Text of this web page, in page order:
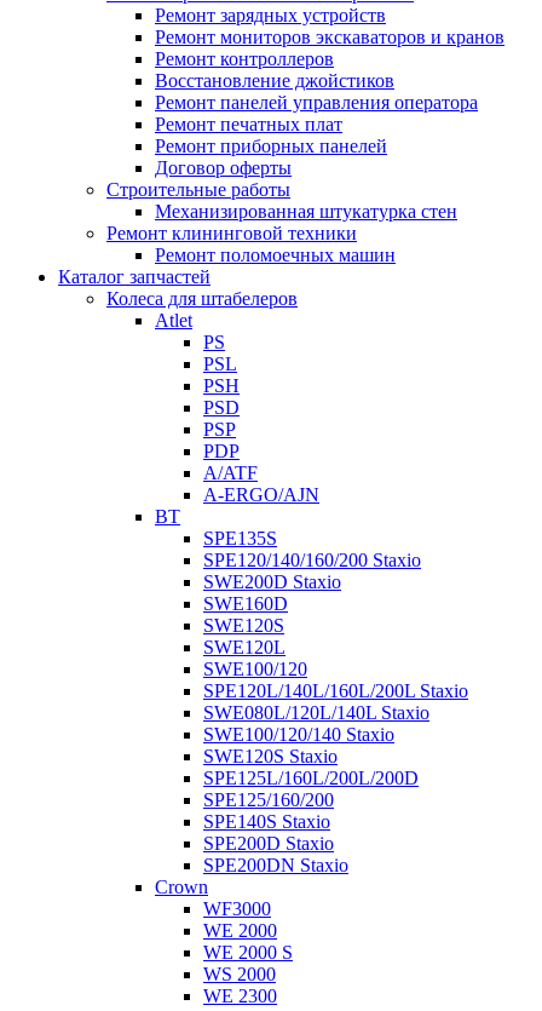
Ремонт зарядных устройств
Ремонт мониторов экскаваторов и кранов
Ремонт контроллеров
Восстановление джойстиков
Ремонт панелей управления оператора
Ремонт печатных плат
Ремонт приборных панелей
Договор оферты
Строительные работы
Механизированная штукатурка стен
Ремонт клининговой техники
Ремонт поломоечных машин
Каталог запчастей
Колеса для штабелеров
Atlet
PS
PSL
PSH
PSD
PSP
PDP
A/ATF
A-ERGO/AJN
BT
SPE135S
SPE120/140/160/200 Staxio
SWE200D Staxio
SWE160D
SWE120S
SWE120L
SWE100/120
SPE120L/140L/160L/200L Staxio
SWE080L/120L/140L Staxio
SWE100/120/140 Staxio
SWE120S Staxio
SPE125L/160L/200L/200D
SPE125/160/200
SPE140S Staxio
SPE200D Staxio
SPE200DN Staxio
Crown
WF3000
WE 2000
WE 2000 S
WS 2000
WE 2300